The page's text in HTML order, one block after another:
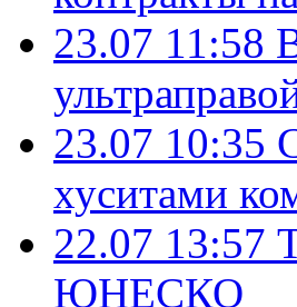
23.07 11:58
23.07 10:35
хуситами
22.07 13:57
ЮНЕСКО